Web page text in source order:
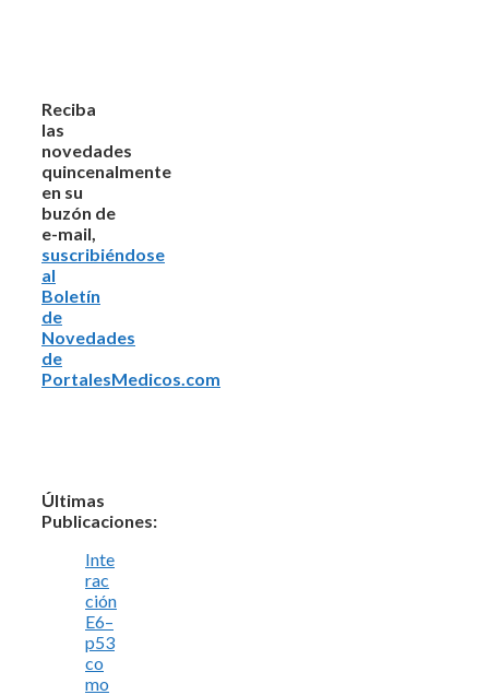
Reciba
las
novedades
quincenalmente
en su
buzón de
e-mail,
suscribiéndose
al
Boletín
de
Novedades
de
PortalesMedicos.com
Últimas
Publicaciones:
Inte
rac
ción
E6–
p53
co
mo